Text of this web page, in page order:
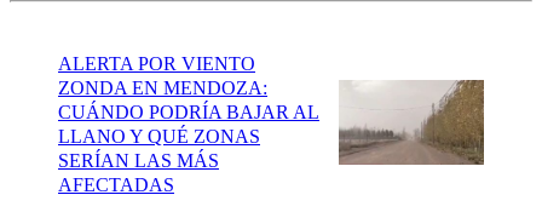
ALERTA POR VIENTO
ZONDA EN MENDOZA:
CUÁNDO PODRÍA BAJAR AL
LLANO Y QUÉ ZONAS
SERÍAN LAS MÁS
AFECTADAS